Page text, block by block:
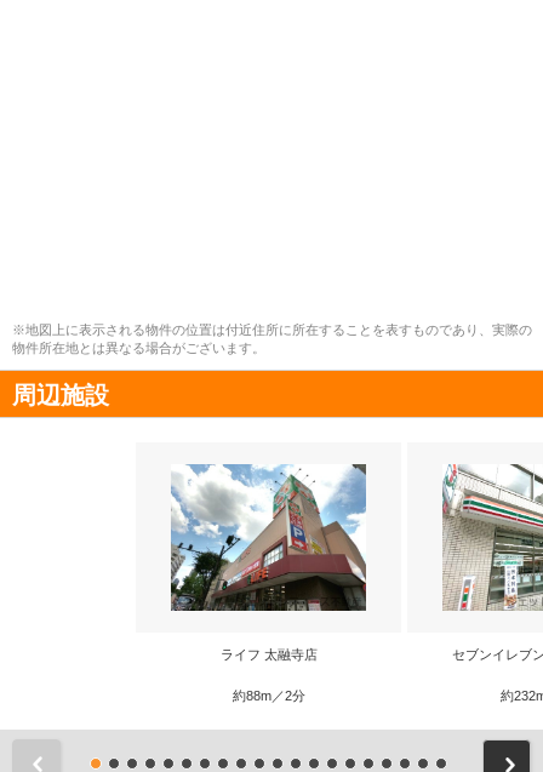
※地図上に表示される物件の位置は付近住所に所在することを表すものであり、実際の
物件所在地とは異なる場合がございます。
周辺施設
ライフ 太融寺店
約88m／2分
セブンイレブ
約